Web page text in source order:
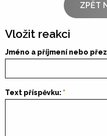
ZPĚT
Vložit reakci
Jméno a příjmení nebo
Text příspěvku: